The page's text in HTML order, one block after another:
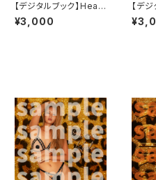
【デジタルブック】Heart
工藤えれな DAREA Dr
eam Factory Magaz
¥3,000
【デ
ry